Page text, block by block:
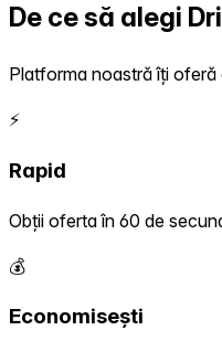
De ce să alegi
Platforma noastră îți oferă
⚡
Rapid
Obții oferta în 60 de
💰
Economisești